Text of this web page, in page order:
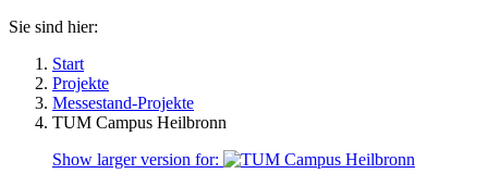
Sie sind hier:
Start
Projekte
Messestand-Projekte
TUM Campus Heilbronn
Show larger version for: